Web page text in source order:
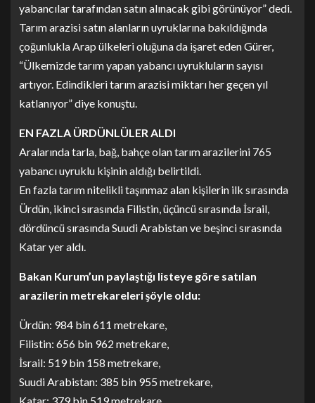
yabancılar tarafından satın alınacak gibi görünüyor” dedi.
Tarım arazisi satın alanların uyruklarına bakıldığında
çoğunlukla Arap ülkeleri oluğuna da işaret eden Gürer,
“Ülkemizde tarım yapan yabancı uyrukluların sayısı
artıyor. Edindikleri tarım arazisi miktarı her geçen yıl
katlanıyor” diye konuştu.
EN FAZLA ÜRDÜNLÜLER ALDI
Aralarında tarla, bağ, bahçe olan tarım arazilerini 765
yabancı uyruklu kişinin aldığı belirtildi.
En fazla tarım nitelikli taşınmaz alan kişilerin ilk sırasında
Ürdün, ikinci sırasında Filistin, üçüncü sırasında İsrail,
dördüncü sırasında Suudi Arabistan ve beşinci sırasında
Katar yer aldı.
Bakan Kurum’un paylaştığı listeye göre satılan
arazilerin metrekareleri şöyle oldu:
Ürdün: 984 bin 611 metrekare,
Filistin: 656 bin 962 metrekare,
İsrail: 519 bin 158 metrekare,
Suudi Arabistan: 385 bin 955 metrekare,